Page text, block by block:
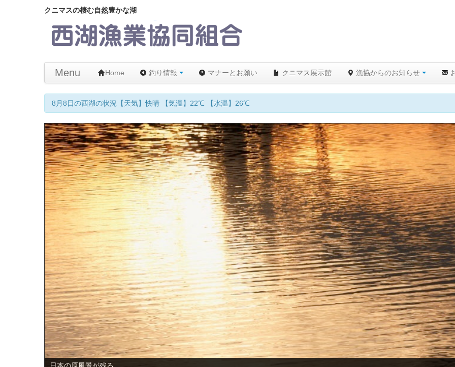
クニマスの棲む自然豊かな湖
Menu Home 釣り情報 マナーとお願い クニマス展示館 漁協からのお知らせ
8月8日の西湖の状況【天気】快晴 【気温】22℃ 【水温】26℃